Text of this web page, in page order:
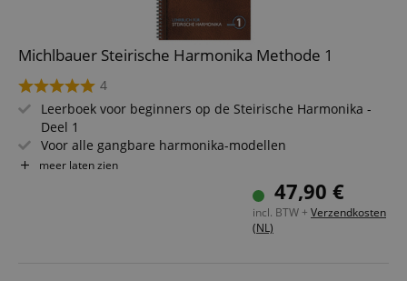
Michlbauer Steirische Harmonika Methode 1
4
Leerboek voor beginners op de Steirische Harmonika -
Deel 1
Voor alle gangbare harmonika-modellen
Moeilijkheidsgraad: Eenvoudig
Inclusief toegang tot online audiomateriaal
meer laten zien
47,90 €
incl. BTW + Verzendkosten
(NL)